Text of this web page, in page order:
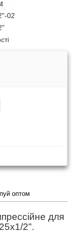
02
оптом
для
2".